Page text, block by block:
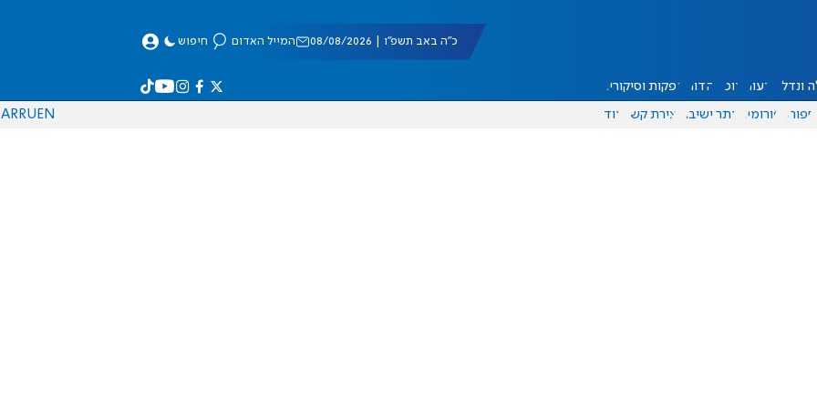
כ"ה באב תשפ"ו | 08/08/2026 המייל האדום חיפוש
ונדל"ן דעות אוכל יהדות הפקות וסיקורים
ספורט פורומים אתר ישיבה יצירת קשר עוד EN
RU
AR